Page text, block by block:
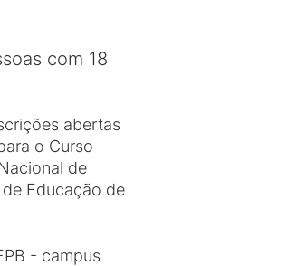
com 18
abertas
o Curso
de
Educação de
- campus